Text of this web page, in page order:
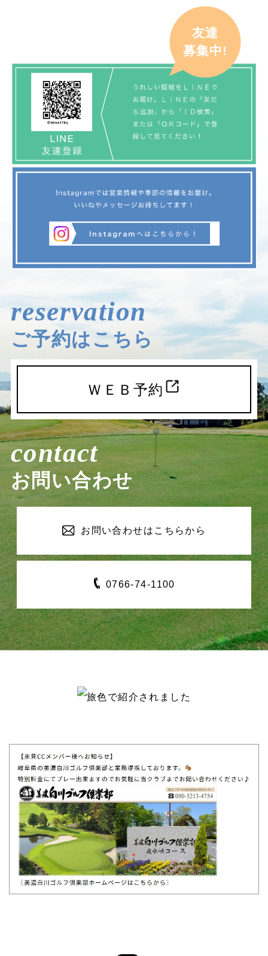
友達
募集中!
reservation
ご予約はこちら
ＷＥＢ予約
contact
お問い合わせ
お問い合わせは こちらから
0766-74-1100